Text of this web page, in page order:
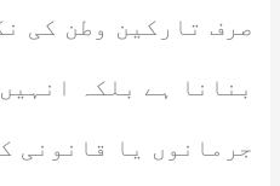
صرف تارکین وطن کی
بنانا ہے بلکہ
جرمانوں یا قانونی